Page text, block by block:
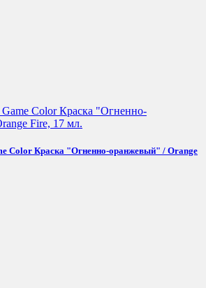
Color Краска "Огненно-оранжевый" / Orange